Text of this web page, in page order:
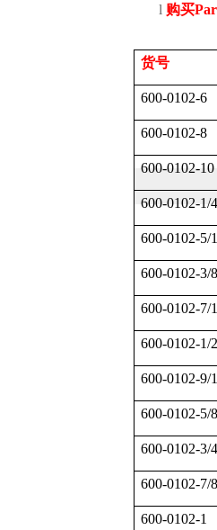
l 购买
货号
600-0102-6
600-0102-8
600-0102-10
600-0102-1/4
600-0102-5/
600-0102-3/8
600-0102-7/
600-0102-1/2
600-0102-9/
600-0102-5/8
600-0102-3/4
600-0102-7/8
600-0102-1